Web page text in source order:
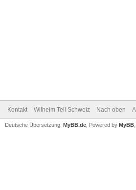
Kontakt Wilhelm Tell Schweiz Nach oben
Deutsche Übersetzung: MyBB.de , Powered by MyBB